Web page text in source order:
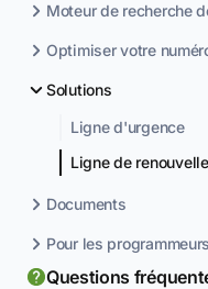
Moteur de recherche
Optimiser votre
Solutions
Ligne d'urgence
Ligne de
Documents
Pour les programmeurs
Questions